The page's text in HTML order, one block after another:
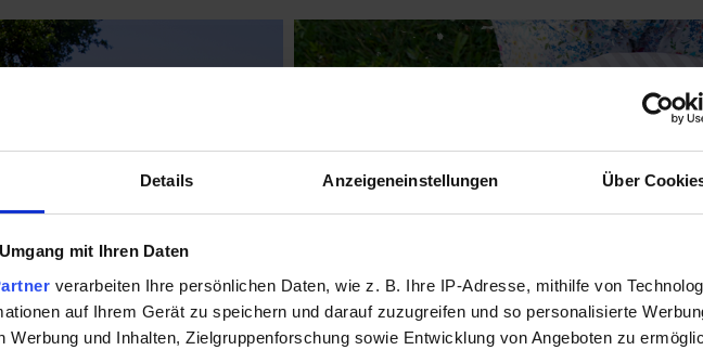
Details Anzeigeneinstellungen Über
mit Ihren Daten
verarbeiten Ihre persönlichen Daten, wie z. B. Ihre IP-Adresse, mithilfe von
auf Ihrem Gerät zu speichern und darauf zuzugreifen und so personalisierte
Werbung und Inhalten, Zielgruppenforschung sowie Entwicklung von Angeboten zu